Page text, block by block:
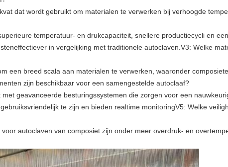
dat wordt gebruikt om materialen te verwerken bij verhoogde
temperatuur- en drukcapaciteit, snellere productiecycli en
in vergelijking met traditionele autoclaven.V3: Welke
een breed scala aan materialen te verwerken, waaronder
zijn beschikbaar voor een samengestelde autoclaaf?
geavanceerde besturingssystemen die zorgen voor een
te zijn en bieden realtime monitoringV5: Welke
autoclaven van composiet zijn onder meer overdruk- en